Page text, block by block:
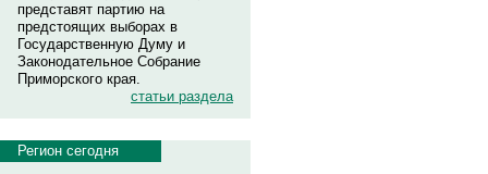
представят партию на
предстоящих выборах в
Государственную Думу и
Законодательное Собрание
Приморского края.
статьи раздела
Регион сегодня